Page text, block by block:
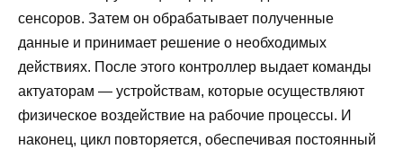
сенсоров. Затем он обрабатывает полученные
данные и принимает решение о необходимых
действиях. После этого контроллер выдает команды
актуаторам — устройствам, которые осуществляют
физическое воздействие на рабочие процессы. И
наконец, цикл повторяется, обеспечивая постоянный